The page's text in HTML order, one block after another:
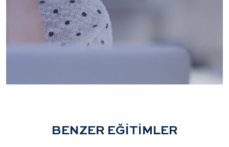
BENZER EĞİTİMLER